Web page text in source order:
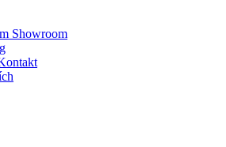
Showroom